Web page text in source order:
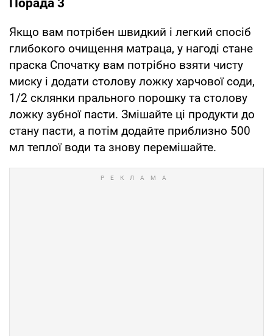
Порада 3
Якщо вам потрібен швидкий і легкий спосіб
глибокого очищення матраца, у нагоді стане
праска Спочатку вам потрібно взяти чисту
миску і додати столову ложку харчової соди,
1/2 склянки прального порошку та столову
ложку зубної пасти. Змішайте ці продукти до
стану пасти, а потім додайте приблизно 500
мл теплої води та знову перемішайте.